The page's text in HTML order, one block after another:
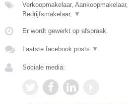
Verkoopmakelaar,
Bedrijfsmakelaar,
▼
Er wordt gewerkt op afspraak.
Laatste facebook posts ▼
Sociale media: